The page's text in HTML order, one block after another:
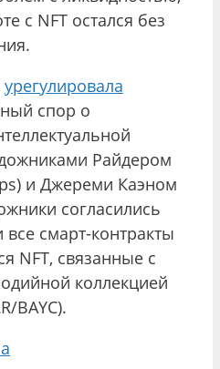
с NFT остался без
урегулировала
спор о
Райдером
и Джереми Каэном
согласились
смарт-контракты
NFT, связанные с
коллекцией
BAYC).